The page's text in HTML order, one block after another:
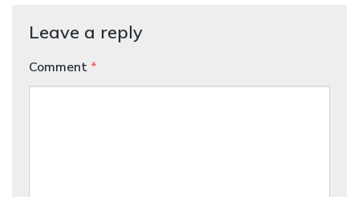
Leave a reply
Comment *